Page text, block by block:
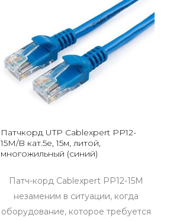
Патчкорд UTP Cablexpert PP12-
15M/B кат.5e, 15м, литой,
многожильный (синий)
Патч-корд Cablexpert PP12-15M
незаменим в ситуации, когда
оборудование, которое требуется